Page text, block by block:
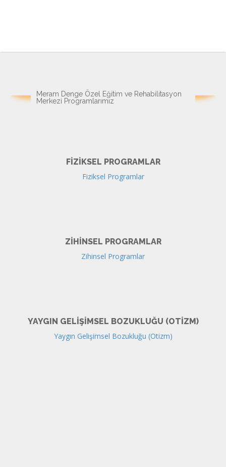
Meram Denge Özel Eğitim ve Rehabilitasyon
Merkezi Programlarımız
FIZIKSEL PROGRAMLAR
Fiziksel Programlar
ZIHINSEL PROGRAMLAR
Zihinsel Programlar
YAYGIN GELIŞIMSEL BOZUKLUĞU (OTIZM)
Yaygın Gelişimsel Bozukluğu (Otizm)